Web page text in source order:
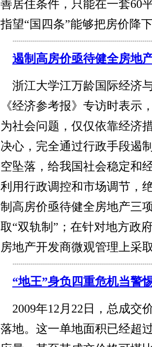
善居住条件，只能在一套60
指望“国四条”能够把房价降
遏制高房价亟待健全房地
浙江大学江万龄国际经济
《经济参考报》专访时表示
为社会问题，仅仅依靠经济
决心，完全通过行政手段遏
空坠落，给我国社会稳定和
利用行政调控和市场调节，
制高房价亟待健全房地产三
取“双轨制”；在针对地方政
房地产开发商微观管理上采
“地王”身负四重危机当警
2009年12月22日，总成交
落地。这一单地面积已经超